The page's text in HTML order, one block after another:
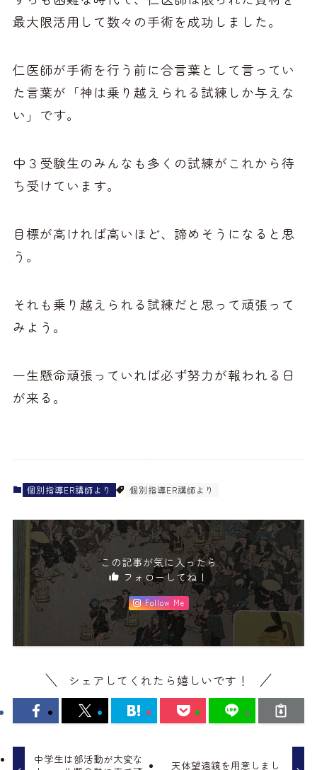
最大限活用して数々の手術を成功しました。
仁医師が手術を行う前に合言葉として言ってい
た言葉が「神は乗り越えられる試練しか与えな
い」です。
中３受験生のみんなも多くの試練がこれから待
ち受けています。
目標が高ければ高いほど、諦めそうになると思
う。
それも乗り越えられる試練だと思って頑張って
みよう。
一生懸命頑張っていれば必ず努力が報われる日
が来る。
個別指導ER講師より 個別指導ER講師より
この記事が気に入ったら
フォローしてね！
Follow Me
シェアしてくれたら嬉しいです！
中学生は部活動が大変な
天体望遠鏡を用意しまし